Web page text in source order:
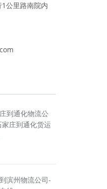
公里路南院内
到通化物流公
庄到通化货运
滨州物流公司-